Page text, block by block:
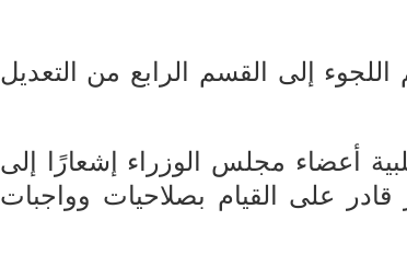
إلى القسم الرابع من التعديل
أعضاء مجلس الوزراء إشعارًا إلى
على القيام بصلاحيات وواجبات